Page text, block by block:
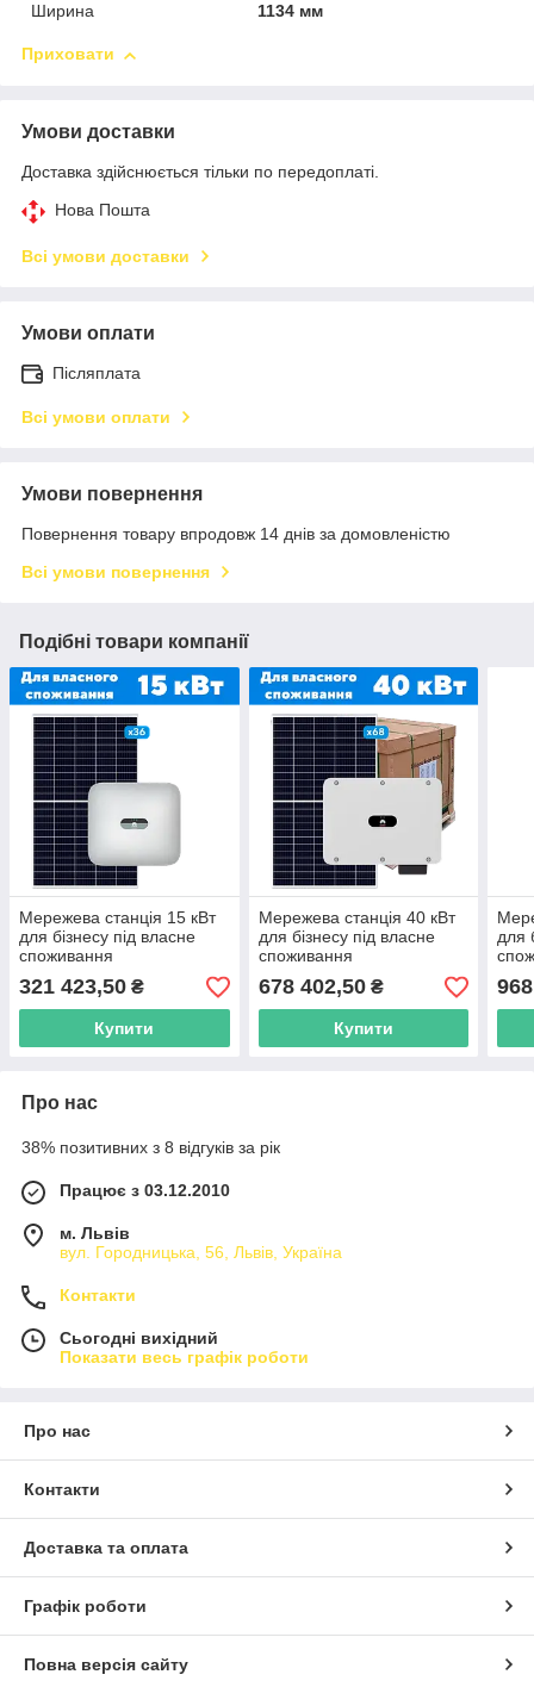
Ширина
1134 мм
Приховати
Умови доставки
Доставка здійснюється тільки по передоплаті.
Нова Пошта
Всі умови доставки
Умови оплати
Післяплата
Всі умови оплати
Умови повернення
Повернення товару впродовж 14 днів за домовленістю
Всі умови повернення
Подібні товари компанії
Мережева станція 15 кВт
для бізнесу під власне
споживання
321 423,50 ₴
Купити
Мережева станція 40 кВт
для бізнесу під власне
споживання
678 402,50₴
Купити
для
Про нас
38% позитивних з 8 відгуків за рік
Працює з 03.12.2010
м. Львів
вул. Городницька, 56, Львів, Україна
Контакти
Сьогодні вихідний
Показати весь графік роботи
Про нас
Контакти
Доставка та оплата
Графік роботи
Повна версія сайту